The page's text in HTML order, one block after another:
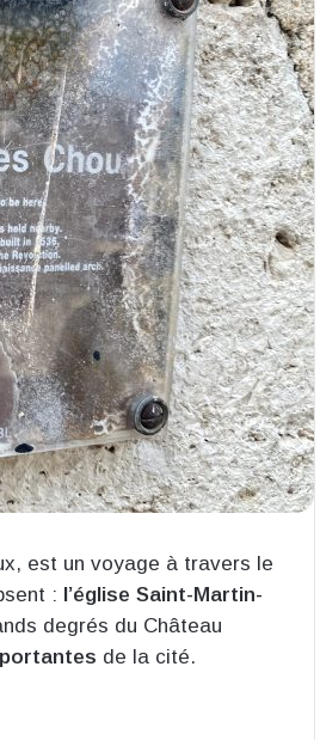
est un voyage à travers le
: l’église Saint-Martin-
degrés du Château
de la cité.